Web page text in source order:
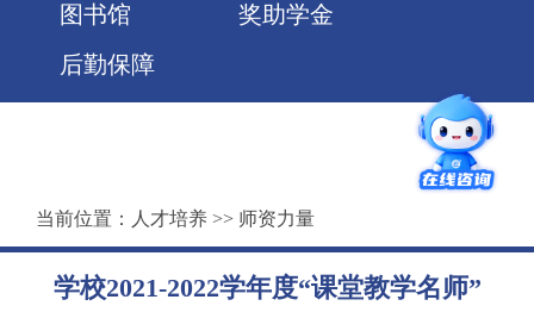
图书馆
奖助学金
后勤保障
当前位置： 人才培养 >> 师资力量
学校2021-2022学年度“课堂教学名师”